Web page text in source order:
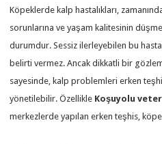
Köpeklerde kalp hastalıkları,
sorunlarına ve yaşam kalitesinin
durumdur. Sessiz ilerleyebilen bu
belirti vermez. Ancak dikkatli bir
sayesinde, kalp problemleri erken
yönetilebilir. Özellikle Koşuyolu
merkezlerde yapılan erken teşhis,